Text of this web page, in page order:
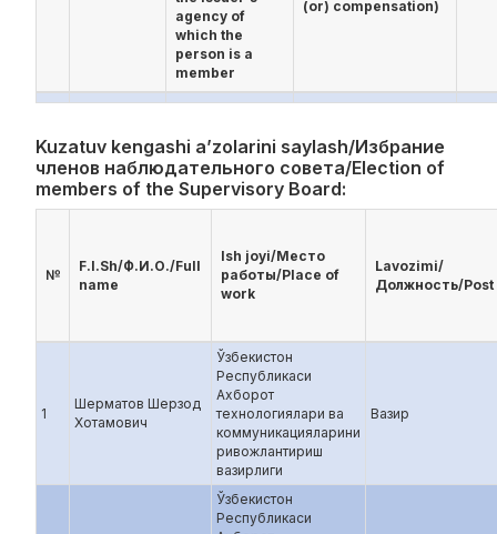
agency of
which the
person is a
member
(or) compensation)
Kuzatuv kengashi a’zolarini saylash/Избрание
членов наблюдательного совета/Election of
members of the Supervisory Board:
№
F.I.Sh/Ф.И.О./Full
name
Ish joyi/Место
работы/Place of
work
Lavozimi/
Должность/Post
1
Шерматов Шерзод
Хотамович
Ўзбекистон
Республикаси
Ахборот
технологиялари ва
коммуникацияларини
ривожлантириш
вазирлиги
Вазир
Ўзбекистон
Республикаси